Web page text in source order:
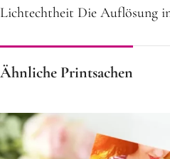
Lichtechtheit Die Auflösung
Ähnliche Printsachen